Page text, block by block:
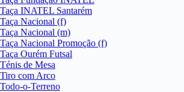
Taça INATEL Santarém
Taça Nacional (f)
Taça Nacional (m)
Taça Nacional Promoção (f)
Taça Ourém Futsal
Ténis de Mesa
Tiro com Arco
Todo-o-Terreno